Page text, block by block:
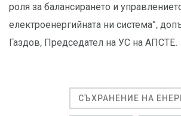
роля за балансирането и
електроенергийната ни система”,
Газдов, Председател на УС на АПСТЕ.
СЪХРАНЕНИЕ НА